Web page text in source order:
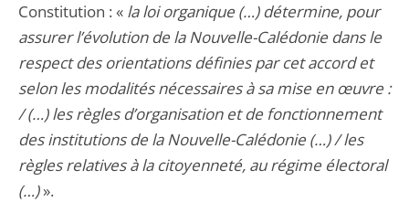
Constitution : « la loi organique (…) détermine, pour
assurer l’évolution de la Nouvelle-Calédonie dans le
respect des orientations définies par cet accord et
selon les modalités nécessaires à sa mise en œuvre :
/ (…) les règles d’organisation et de fonctionnement
des institutions de la Nouvelle-Calédonie (…) / les
règles relatives à la citoyenneté, au régime électoral
(…)».